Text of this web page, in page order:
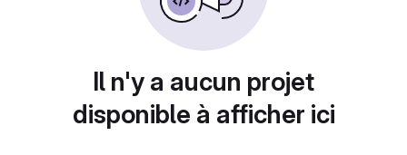
Il n'y a aucun projet
disponible à afficher ici